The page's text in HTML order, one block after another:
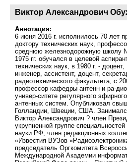
Виктор Александрович
Аннотация:
6 июня 2016 г. исполнилось 70 лет
доктору технических наук,
среднюю железнодорожную школу №
1975 гг. обучался в целевой
технических наук, в 1980 г. -
инженер, ассистент, доцент,
радиотехнического факультета; с
профессор кафедры антенн и ра-
универ-ситете регулярного
антенных систем. Опубликовал
Голландии, Швеции, США.
Виктор Александрович ? член
укрупненной группе
науки РФ, член редакционных
«Известия ВУЗов
председатель Оргкомитета
Международной Академии